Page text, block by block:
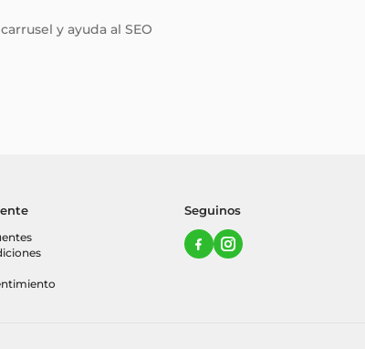
y ayuda al SEO
Seguinos